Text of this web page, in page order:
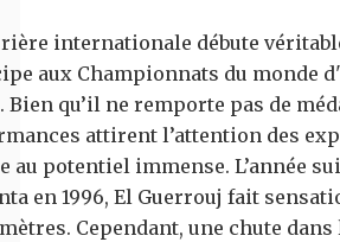
internationale débute
aux Championnats du monde
Bien qu’il ne remporte pas de
attirent l’attention des
au potentiel immense. L’année
en 1996, El Guerrouj fait
Cependant, une chute